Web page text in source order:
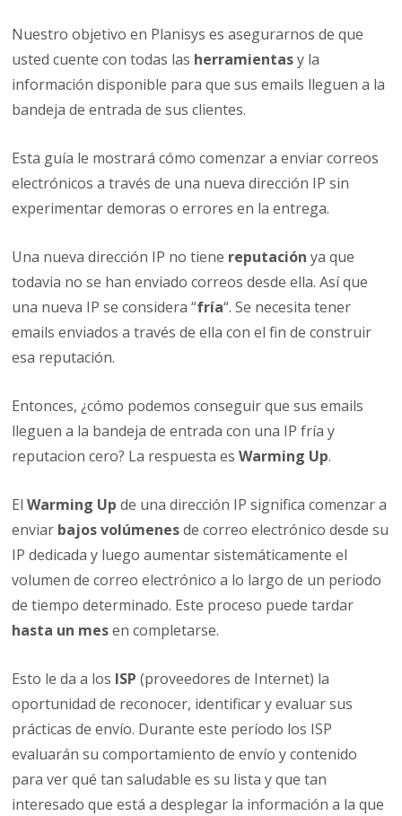
Nuestro objetivo en Planisys es asegurarnos de que
usted cuente con todas las herramientasy la
información disponible para que sus emails lleguen a la
bandeja de entrada de sus clientes.
Esta guía le mostrará cómo comenzar a enviar correos
electrónicos a través de una nueva dirección IP sin
experimentar demoras o errores en la entrega.
Una nueva dirección IP no tiene reputación ya que
todavia no se han enviado correos desde ella. Así que
una nueva IP se considera “fría“. Se necesita tener
emails enviados a través de ella con el fin de construir
esa reputación.
Entonces, ¿cómo podemos conseguir que sus emails
lleguen a la bandeja de entrada con una IP fría y
reputacion cero? La respuesta esWarming Up.
ElWarming Up de una dirección IP significa comenzar a
enviar bajos volúmenesde correo electrónico desde su
IP dedicada y luego aumentar sistemáticamente el
volumen de correo electrónico a lo largo de un periodo
de tiempo determinado. Este proceso puede tardar
hasta un mesen completarse.
Esto le da a los ISP (proveedores de Internet) la
oportunidad de reconocer, identificar y evaluar sus
prácticas de envío. Durante este período los ISP
evaluarán su comportamiento de envío y contenido
para ver qué tan saludable es su lista y que tan
interesado que está a desplegar la información a la que